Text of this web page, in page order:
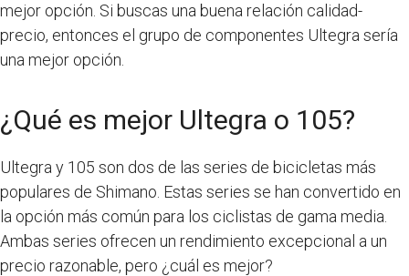
mejor opción. Si buscas una buena relación calidad-
precio, entonces el grupo de componentes Ultegra sería
una mejor opción.
¿Qué es mejor Ultegra o 105?
Ultegra y 105 son dos de las series de bicicletas más
populares de Shimano. Estas series se han convertido en
la opción más común para los ciclistas de gama media.
Ambas series ofrecen un rendimiento excepcional a un
precio razonable, pero ¿cuál es mejor?